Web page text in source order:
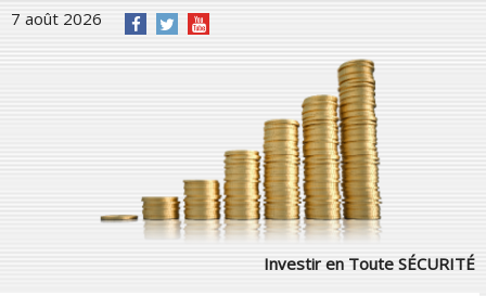
7 août 2026
Investir en Toute SÉCURITÉ